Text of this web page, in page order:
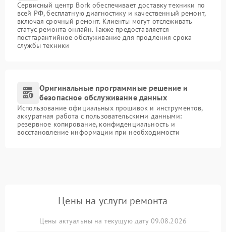
Сервисный центр Bork обеспечивает доставку техники по
всей РФ, бесплатную диагностику и качественный ремонт,
включая срочный ремонт. Клиенты могут отслеживать
статус ремонта онлайн. Также предоставляется
постгарантийное обслуживание для продления срока
службы техники
Оригинальные программные решение и
безопасное обслуживание данных
Использование официальных прошивок и инструментов,
аккуратная работа с пользовательскими данными:
резервное копирование, конфиденциальность и
восстановление информации при необходимости
Цены на услуги ремонта
Цены актуальны на текущую дату 09.08.2026